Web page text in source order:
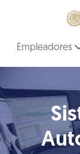
Empleadores